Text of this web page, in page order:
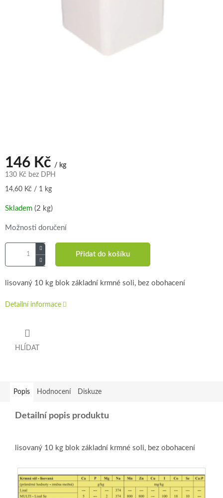
146 Kč / kg
130 Kč bez DPH
Měrná
14,60 Kč / 1 kg
Skladem (2 kg)
Možnosti doručení
Přidat do košíku
lisovaný 10 kg blok základní krmné soli, bez obohacení
Detailní informace
HLÍDAT
Popis Hodnocení Diskuze
Detailní popis produktu
lisovaný 10 kg blok základní krmné soli, bez obohacení